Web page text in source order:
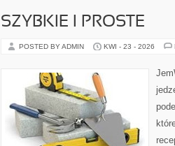
SZYBKIE I PROSTE
POSTED BY ADMIN KWI - 23 - 2026